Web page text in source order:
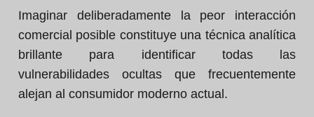
Imaginar deliberadamente la peor interacción
comercial posible constituye una técnica analítica
brillante para identificar todas las
vulnerabilidades ocultas que frecuentemente
alejan al consumidor moderno actual.